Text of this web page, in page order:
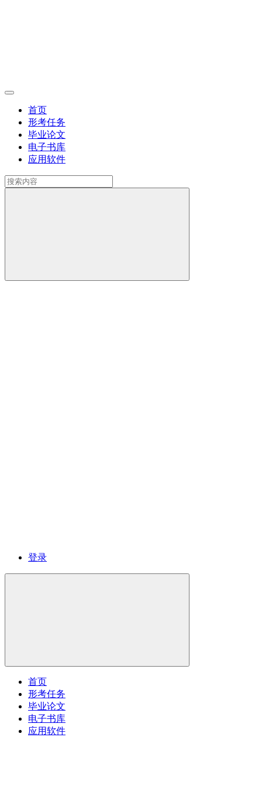
首页
形考任务
毕业论文
电子书库
应用软件
登录
首页
形考任务
毕业论文
电子书库
应用软件